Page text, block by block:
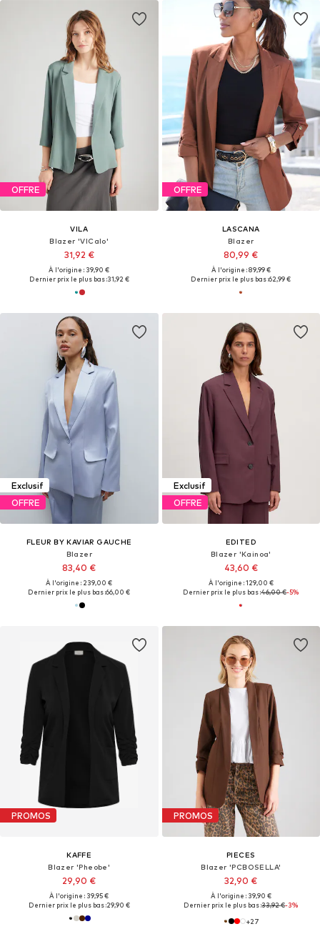
OFFRE
VILA
Blazer 'VICalo'
31,92 €
À l'origine : 39,90 €
Dernier prix le plus bas :31,92 €
OFFRE
LASCANA
Blazer
80,99 €
À l'origine : 89,99 €
Dernier prix le plus bas :62,99 €
Exclusif
OFFRE
FLEUR BY KAVIAR GAUCHE
Blazer
83,40 €
À l'origine : 239,00 €
Dernier prix le plus bas :66,00 €
Exclusif
OFFRE
EDITED
Blazer 'Kainoa'
43,60 €
À l'origine : 129,00 €
Dernier prix le plus bas :46,00 €-5%
PROMOS
KAFFE
Blazer 'Pheobe'
29,90 €
À l'origine : 39,95 €
Dernier prix le plus bas :29,90 €
PROMOS
PIECES
Blazer 'PCBOSELLA'
32,90 €
À l'origine : 39,90 €
Dernier prix le plus bas :33,92 €-3%
+27